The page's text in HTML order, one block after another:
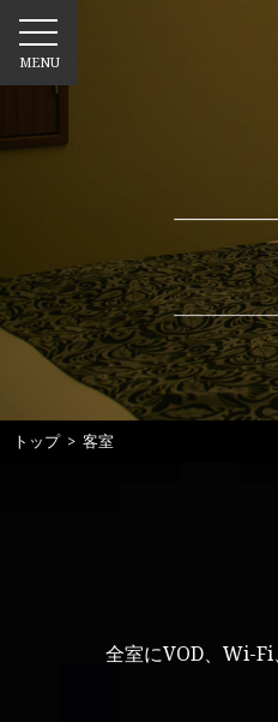
MENU
トップ> 客室
全室にVOD、Wi-Fi